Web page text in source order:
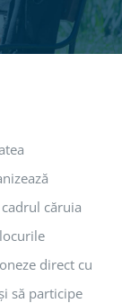
căruia
direct cu
să participe